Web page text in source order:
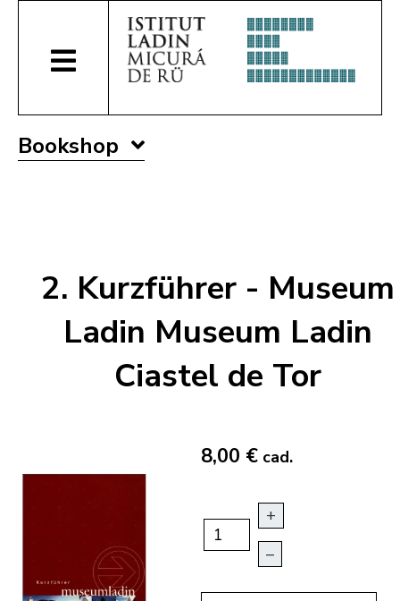
Bookshop
2. Kurzführer - Museum
Ladin Museum Ladin
Ciastel de Tor
8,00 € cad.
+
–